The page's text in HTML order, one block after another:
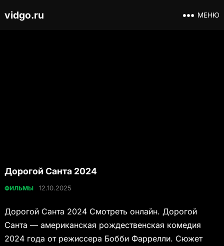
vidgo.ru МЕНЮ
Дорогой Санта 2024
ФИЛЬМЫ 12.10.2025
Дорогой Санта 2024 Смотреть онлайн. Дорогой
Санта — американская рождественская комедия
2024 года от режиссера Бобби Фаррелли. Сюжет